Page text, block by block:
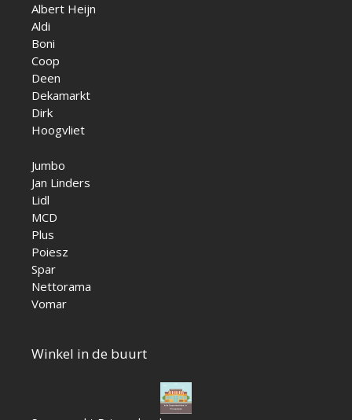
Albert Heijn
Aldi
Boni
Coop
Deen
Dekamarkt
Dirk
Hoogvliet
Jumbo
Jan Linders
Lidl
MCD
Plus
Poiesz
Spar
Nettorama
Vomar
Winkel in de buurt